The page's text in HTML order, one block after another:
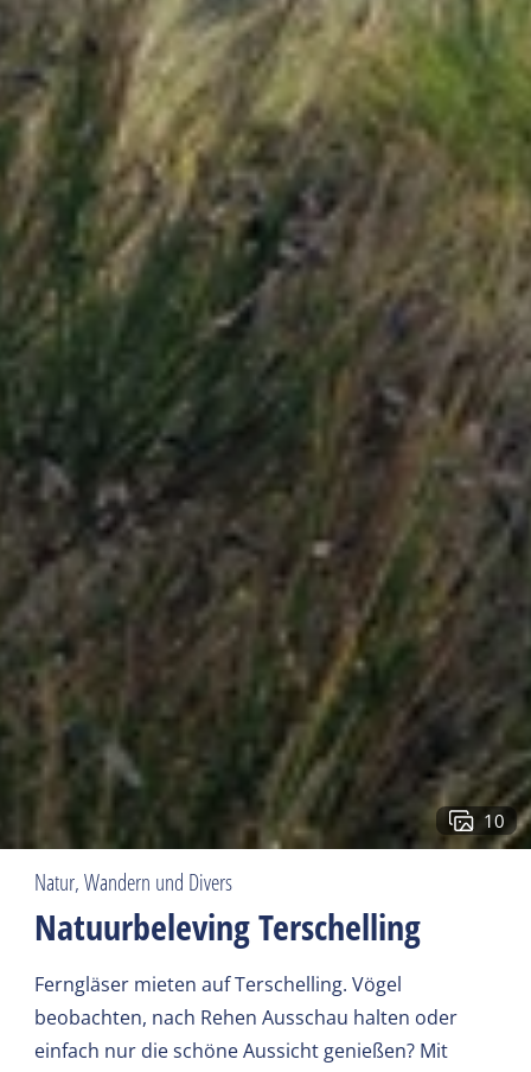
10
Natur, Wandern und Divers
Natuurbeleving Terschelling
Ferngläser mieten auf Terschelling. Vögel
beobachten, nach Rehen Ausschau halten oder
einfach nur die schöne Aussicht genießen? Mit